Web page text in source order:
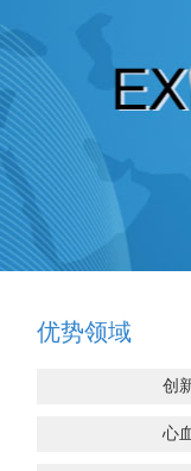
优势领域
创
心